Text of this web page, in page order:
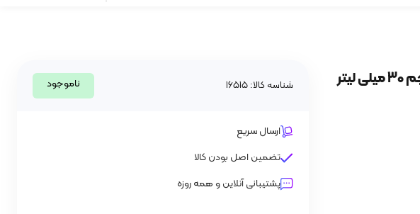
شناسه کالا: 16515 ناموجود
ارسال سریع
تضمین اصل بودن کالا
پشتیبانی آنلاین و همه روزه